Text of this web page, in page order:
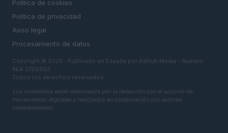
Politica de cookies
Política de privacidad
Aviso legal
Procesamiento de datos
Copyright © 2026 · Publicado en España por AdHub Media - Numero
REA 2729933
Todos los derechos reservados
Los contenidos están elaborados por la redacción con el soporte de
herramientas digitales y realizados en colaboración con autores
independientes.